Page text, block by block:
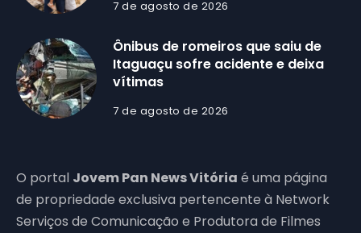
7 de agosto de 2026
Ônibus de romeiros que saiu de
Itaguaçu sofre acidente e deixa
vítimas
7 de agosto de 2026
O portal Jovem Pan News Vitória é uma página
de propriedade exclusiva pertencente à Network
Serviços de Comunicação e Produtora de Filmes